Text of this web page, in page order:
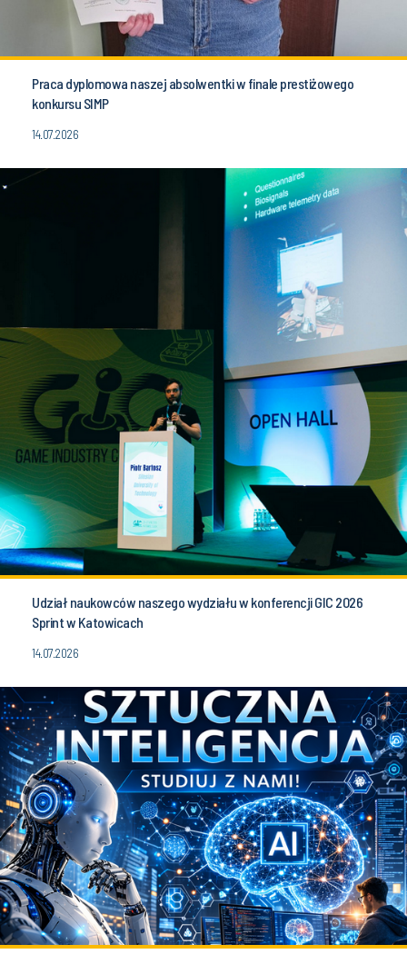
Praca dyplomowa naszej absolwentki w finale prestiżowego
konkursu SIMP
14.07.2026
Udział naukowców naszego wydziału w konferencji GIC 2026
Sprint w Katowicach
14.07.2026